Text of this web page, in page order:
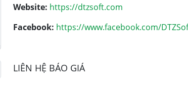
Website: https://dtzsoft.com
Facebook: https://www.facebook.com/
LIÊN HỆ BÁO GIÁ